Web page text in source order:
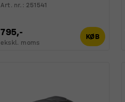
Art. nr. : 251541
795,-
ekskl. moms
KØB